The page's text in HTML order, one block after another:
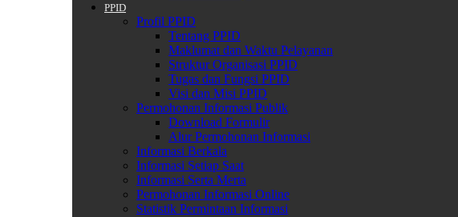
PPID
Profil PPID
Tentang PPID
Maklumat dan Waktu Pelayanan
Struktur Organisasi PPID
Tugas dan Fungsi PPID
Visi dan Misi PPID
Permohonan Informasi Publik
Download Formulir
Alur Permohonan Informasi
Informasi Berkala
Informasi Setiap Saat
Informasi Serta Merta
Permohonan Informasi Online
Statistik Permintaan Informasi